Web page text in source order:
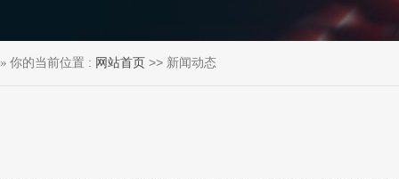
你的当前位置 : 网站首页 >> 新闻动态